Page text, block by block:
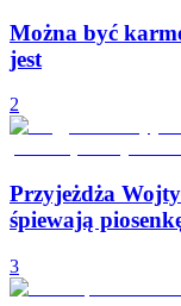
Można być
jest
2
Przyjeżdża
śpiewają
3